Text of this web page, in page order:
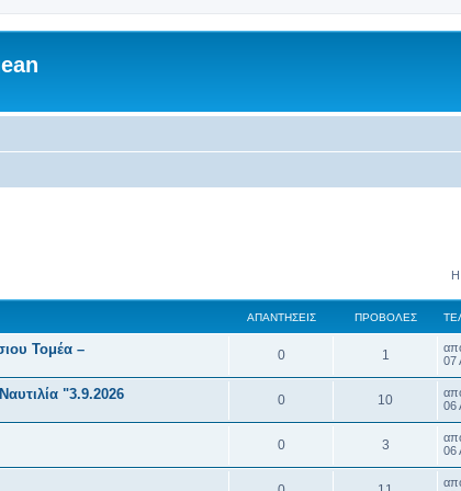
Η
ΑΠΑΝΤΉΣΕΙΣ ΠΡΟΒΟΛΈΣ
Τομέα – 0Α
π
ν
τ
1
ρ
β
ο
Τ
ε
υ
τ
α
ί
α
δ
η
07
"3.9.2026 0Α
π
ν
10Π
ρ
Τ
ε
υ
τ
α
ί
06
0Α
π
3Π
ρ
Τ
ε
υ
06
Τ